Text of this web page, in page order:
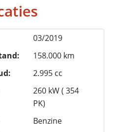
03/2019
158.000 km
2.995 cc
260 kW ( 354
PK)
Benzine